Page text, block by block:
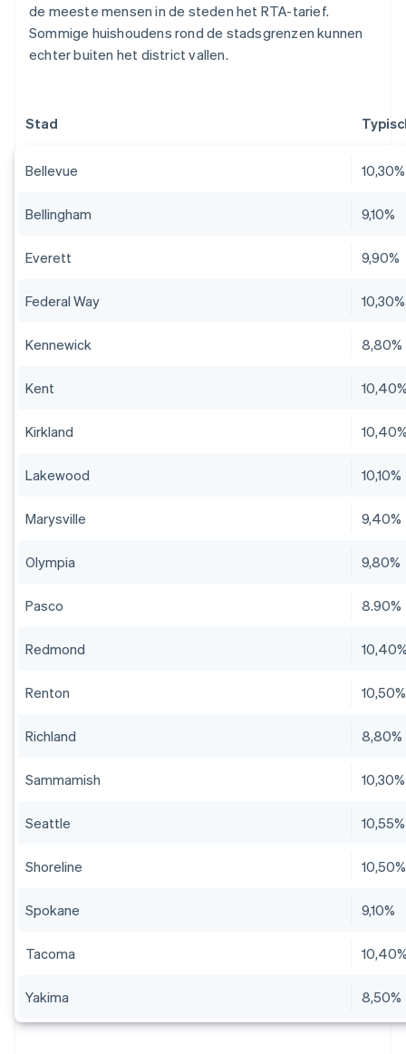
de meeste mensen in de steden het RTA-tarief.
Sommige huishoudens rond de stadsgrenzen kunnen
echter buiten het district vallen.
Stad
Bellevue 10,30%
Bellingham 9,10%
Everett 9,90%
Federal Way 10,30%
Kennewick 8,80%
Kent
Kirkland
Lakewood 10,10%
Marysville 9,40%
Olympia 9,80%
Pasco 8.90%
Redmond
Renton 10,50%
Richland 8,80%
Sammamish 10,30%
Seattle 10,55%
Shoreline 10,50%
Spokane 9,10%
Tacoma
Yakima 8,50%